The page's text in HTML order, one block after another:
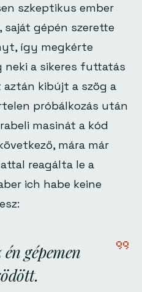
szkeptikus ember
saját gépén szerette
így megkérte
neki a sikeres futtatás
kibújt a szög a
próbálkozás után
masinát a kód
mára már
reagálta le a
ich habe keine
gépemen